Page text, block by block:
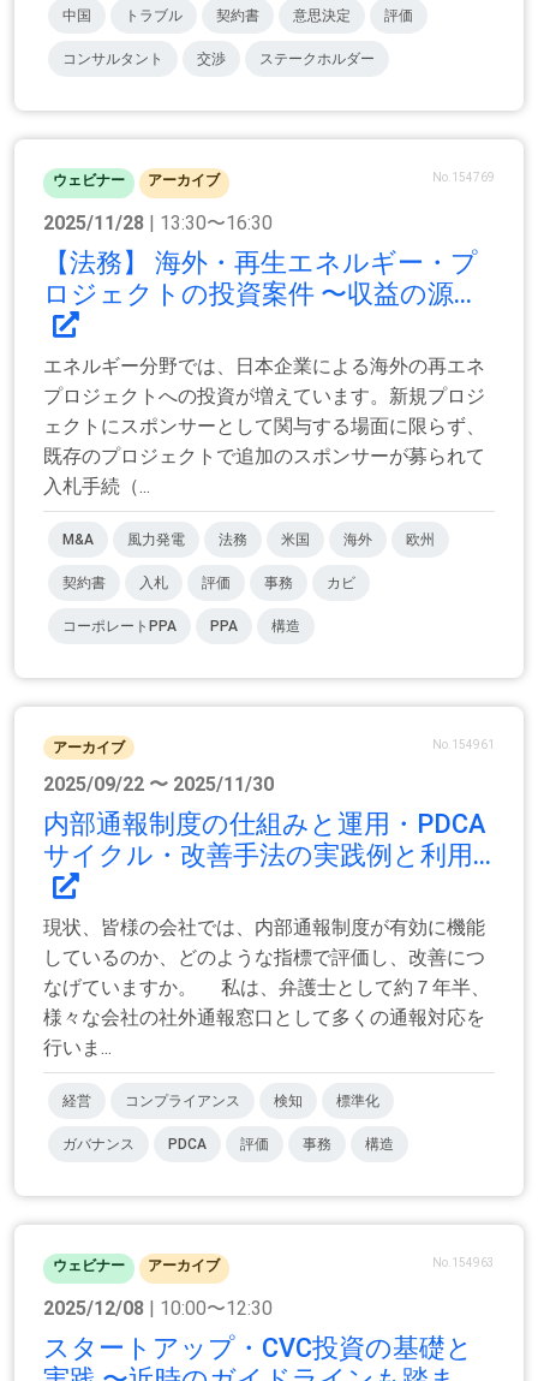
中国 トラブル 契約書 意思決定 評価
コンサルタント 交渉 ステークホルダー
ウェビナー アーカイブ No.154769
2025/11/28 | 13:30〜16:30
【法務】 海外・再生エネルギー・プ
ロジェクトの投資案件 〜収益の源...
エネルギー分野では、日本企業による海外の再エネ
プロジェクトへの投資が増えています。新規プロジ
ェクトにスポンサーとして関与する場面に限らず、
既存のプロジェクトで追加のスポンサーが募られて
入札手続（...
M&A 風力発電 法務 米国 海外 欧州
契約書 入札 評価 事務 カビ
コーポレートPPA PPA 構造
アーカイブ No.154961
2025/09/22 〜 2025/11/30
内部通報制度の仕組みと運用・PDCA
サイクル・改善手法の実践例と利用...
現状、皆様の会社では、内部通報制度が有効に機能
しているのか、どのような指標で評価し、改善につ
なげていますか。 私は、弁護士として約７年半、
様々な会社の社外通報窓口として多くの通報対応を
行いま...
経営 コンプライアンス 検知 標準化
ガバナンス PDCA 評価 事務 構造
ウェビナー アーカイブ No.154963
2025/12/08 | 10:00〜12:30
スタートアップ・CVC投資の基礎と